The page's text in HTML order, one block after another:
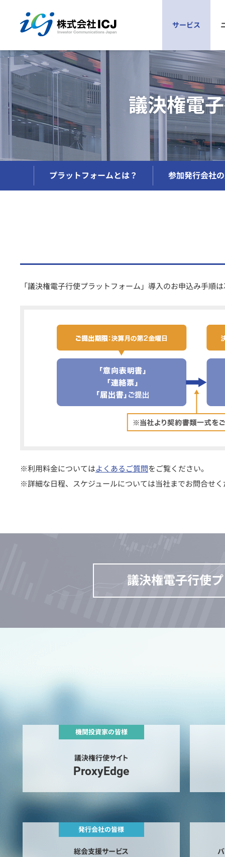
サービス
議決権電子行使プラットフォーム
プラットフォームとは？
仕組み
参加メリット
参加発行会社の声
お申込み手順
よくあるご質問
参加発行会社一覧
ごあいさつ 会社概要
議決権電
プラットフォームとは？ 参加発行会社
「議決権電子行使プラットフォーム」導入のお申込み手順
※利用料金についてはよくあるご質問をご覧ください。
※詳細な日程、スケジュールについては当社までお問合せく
議決権電子行使
機関投資家の皆様
議決権行使サイト
ProxyEdge
発行会社の皆様
総会支援サービス